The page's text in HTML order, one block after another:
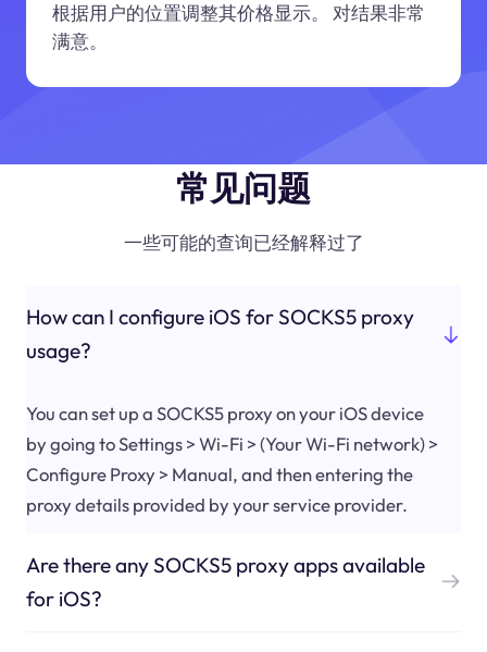
根据用户的位置调整其价格显示。 对结果非常
满意。
常见问题
一些可能的查询已经解释过了
How can I configure iOS for SOCKS5 proxy
usage?
You can set up a SOCKS5 proxy on your iOS device
by going to Settings > Wi-Fi > (Your Wi-Fi network) >
Configure Proxy > Manual, and then entering the
proxy details provided by your service provider.
Are there any SOCKS5 proxy apps available
for iOS?